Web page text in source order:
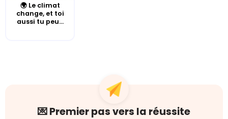
🌍 Le climat
change, et toi
aussi tu peu...
💌 Premier pas vers la réussite